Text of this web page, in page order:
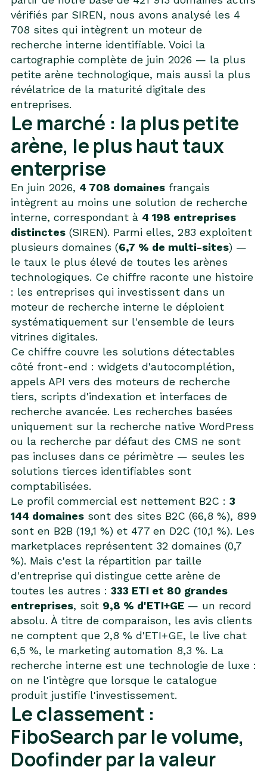
vérifiés par SIREN, nous avons analysé les 4
708 sites qui intègrent un moteur de
recherche interne identifiable. Voici la
cartographie complète de juin 2026 — la plus
petite arène technologique, mais aussi la plus
révélatrice de la maturité digitale des
entreprises.
Le marché : la plus petite
arène, le plus haut taux
enterprise
En juin 2026, 4 708 domaines français
intègrent au moins une solution de recherche
interne, correspondant à 4 198 entreprises
distinctes (SIREN). Parmi elles, 283 exploitent
plusieurs domaines (6,7 % de multi-sites) —
le taux le plus élevé de toutes les arènes
technologiques. Ce chiffre raconte une histoire
: les entreprises qui investissent dans un
moteur de recherche interne le déploient
systématiquement sur l'ensemble de leurs
vitrines digitales.
Ce chiffre couvre les solutions détectables
côté front-end : widgets d'autocomplétion,
appels API vers des moteurs de recherche
tiers, scripts d'indexation et interfaces de
recherche avancée. Les recherches basées
uniquement sur la recherche native WordPress
ou la recherche par défaut des CMS ne sont
pas incluses dans ce périmètre — seules les
solutions tierces identifiables sont
comptabilisées.
Le profil commercial est nettement B2C : 3
144 domaines sont des sites B2C (66,8 %), 899
sont en B2B (19,1 %) et 477 en D2C (10,1 %). Les
marketplaces représentent 32 domaines (0,7
%). Mais c'est la répartition par taille
d'entreprise qui distingue cette arène de
toutes les autres : 333 ETI et 80 grandes
entreprises, soit 9,8 % d'ETI+GE — un record
absolu. À titre de comparaison, les avis clients
ne comptent que 2,8 % d'ETI+GE, le live chat
6,5 %, le marketing automation 8,3 %. La
recherche interne est une technologie de luxe :
on ne l'intègre que lorsque le catalogue
produit justifie l'investissement.
Le classement :
FiboSearch par le volume,
Doofinder par la valeur